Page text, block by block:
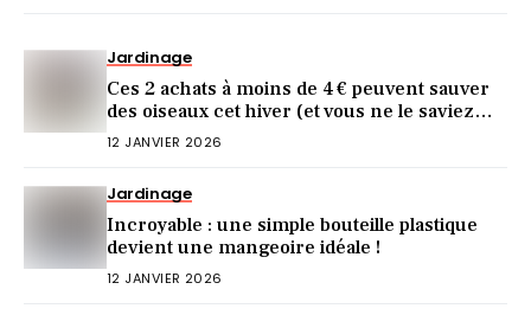
Jardinage
Ces 2 achats à moins de 4 € peuvent sauver
des oiseaux cet hiver (et vous ne le saviez
pas)
12 JANVIER 2026
Jardinage
Incroyable : une simple bouteille plastique
devient une mangeoire idéale !
12 JANVIER 2026